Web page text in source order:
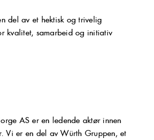
del av et hektisk og trivelig
kvalitet, samarbeid og initiativ
AS er en ledende aktør innen
Vi er en del av Würth Gruppen, et